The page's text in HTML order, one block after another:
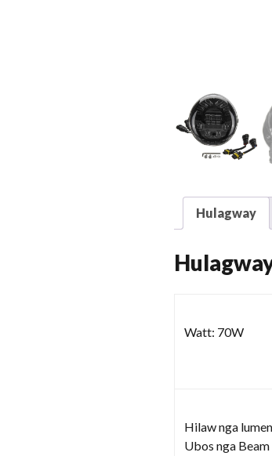
Hulagway
Watt: 70W
Hilaw nga
Ubos nga